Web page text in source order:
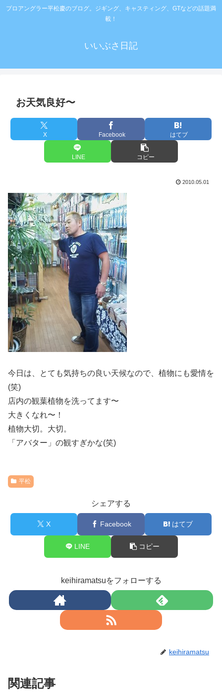
プロアングラー平松慶のブログ。ジギング、キャスティング、GTなどの話題満
載！
いいぶさ日記
お天気良好〜
X Facebook はてブ
LINE コピー
2010.05.01
今日は、とても気持ちの良い天候なので、植物にも愛情を
(笑)
店内の観葉植物を洗ってます〜
大きくなれ〜！
植物大切。大切。
「アバター」の観すぎかな(笑)
平松
シェアする
X Facebook はてブ
LINE コピー
keihiramatsuをフォローする
keihiramatsu
関連記事